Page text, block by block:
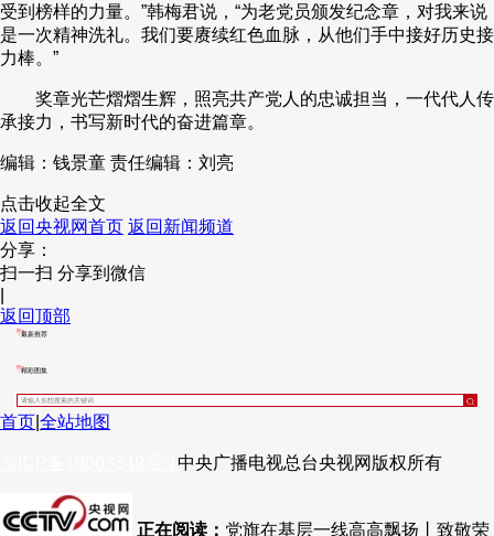
受到榜样的力量。”韩梅君说，“为老党员颁发纪念章，对我来说
是一次精神洗礼。我们要赓续红色血脉，从他们手中接好历史接
力棒。”
奖章光芒熠熠生辉，照亮共产党人的忠诚担当，一代代人传
承接力，书写新时代的奋进篇章。
编辑：钱景童 责任编辑：刘亮
点击收起全文
返回央视网首页 返回新闻频道
分享：
扫一扫 分享到微信
返回顶部
最新推荐
精彩图集
首页 全站地图
中央广播电视总台央视网 版权所有
正在阅读： 党旗在基层一线高高飘扬丨致敬荣